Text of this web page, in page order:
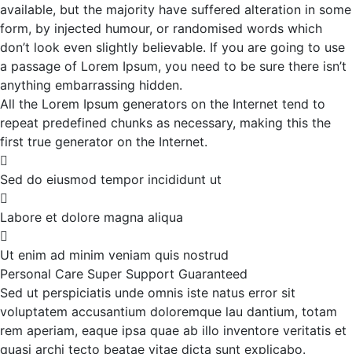
available, but the majority have suffered alteration in some
form, by injected humour, or randomised words which
don’t look even slightly believable. If you are going to use
a passage of Lorem Ipsum, you need to be sure there isn’t
anything embarrassing hidden.
All the Lorem Ipsum generators on the Internet tend to
repeat predefined chunks as necessary, making this the
first true generator on the Internet.
Sed do eiusmod tempor incididunt ut
Labore et dolore magna aliqua
Ut enim ad minim veniam quis nostrud
Personal Care Super Support Guaranteed
Sed ut perspiciatis unde omnis iste natus error sit
voluptatem accusantium doloremque lau dantium, totam
rem aperiam, eaque ipsa quae ab illo inventore veritatis et
quasi archi tecto beatae vitae dicta sunt explicabo.